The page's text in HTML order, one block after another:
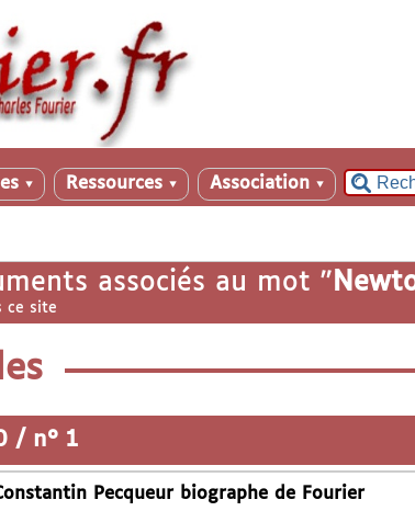
▼ Ressources ▼ Association ▼
associés au mot "
ce site
/ n° 1
Pecqueur biographe de Fourier